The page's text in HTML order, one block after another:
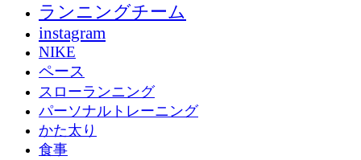
ランニングチーム
instagram
NIKE
ペース
スローランニング
パーソナルトレーニング
かた太り
食事